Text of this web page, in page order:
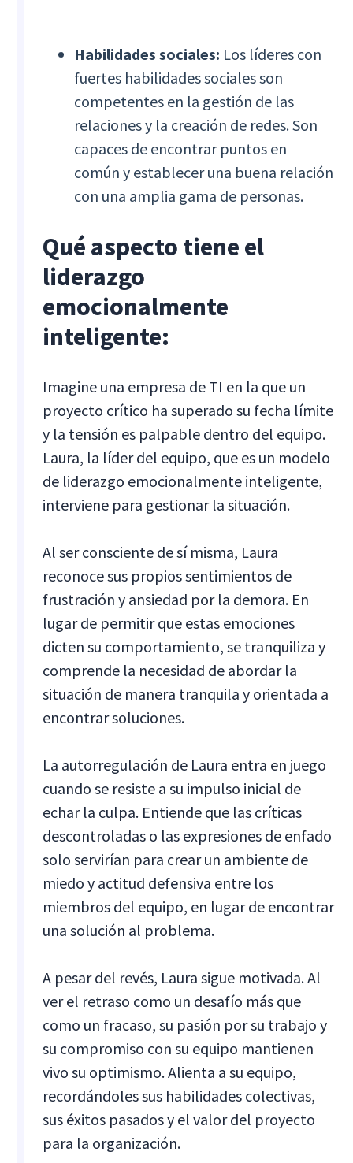
Habilidades sociales: Los líderes con
fuertes habilidades sociales son
competentes en la gestión de las
relaciones y la creación de redes. Son
capaces de encontrar puntos en
común y establecer una buena relación
con una amplia gama de personas.
Qué aspecto tiene el
liderazgo
emocionalmente
inteligente:
Imagine una empresa de TI en la que un
proyecto crítico ha superado su fecha límite
y la tensión es palpable dentro del equipo.
Laura, la líder del equipo, que es un modelo
de liderazgo emocionalmente inteligente,
interviene para gestionar la situación.
Al ser consciente de sí misma, Laura
reconoce sus propios sentimientos de
frustración y ansiedad por la demora. En
lugar de permitir que estas emociones
dicten su comportamiento, se tranquiliza y
comprende la necesidad de abordar la
situación de manera tranquila y orientada a
encontrar soluciones.
La autorregulación de Laura entra en juego
cuando se resiste a su impulso inicial de
echar la culpa. Entiende que las críticas
descontroladas o las expresiones de enfado
solo servirían para crear un ambiente de
miedo y actitud defensiva entre los
miembros del equipo, en lugar de encontrar
una solución al problema.
A pesar del revés, Laura sigue motivada. Al
ver el retraso como un desafío más que
como un fracaso, su pasión por su trabajo y
su compromiso con su equipo mantienen
vivo su optimismo. Alienta a su equipo,
recordándoles sus habilidades colectivas,
sus éxitos pasados y el valor del proyecto
para la organización.